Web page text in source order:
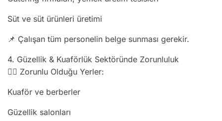
Süt ve süt ürünleri üretimi
📌 Çalışan tüm personelin belge sunması gerekir.
4. Güzellik & Kuaförlük Sektöründe Zorunluluk
💇‍♀️ Zorunlu Olduğu Yerler:
Kuaför ve berberler
Güzellik salonları